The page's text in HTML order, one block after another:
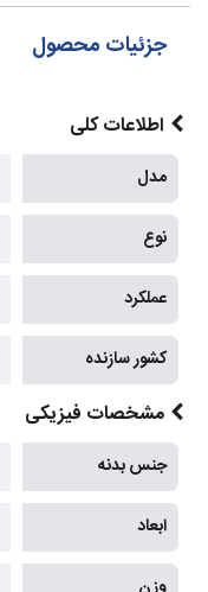
جزئیات محصول
اطلاعات کلی
مدل
نوع
عملکرد
کشور سازنده
مشخصات فیزیکی
جنس بدنه
ابعاد